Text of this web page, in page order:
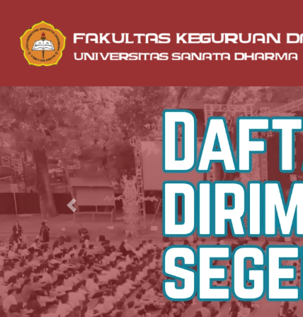
Previous